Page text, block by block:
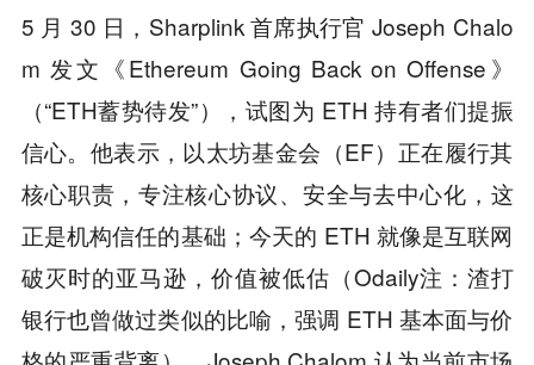
5 月 30 日，Sharplink 首席执行官 Joseph Chalo
m 发文《Ethereum Going Back on Offense》
（“ETH蓄势待发”），试图为 ETH 持有者们提振
信心。他表示，以太坊基金会（EF）正在履行其
核心职责，专注核心协议、安全与去中心化，这
正是机构信任的基础；今天的 ETH 就像是互联网
破灭时的亚马逊，价值被低估（Odaily注：渣打
银行也曾做过类似的比喻，强调 ETH 基本面与价